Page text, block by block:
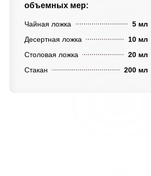
объемных мер:
Чайная ложка
5 мл
Десертная ложка
10 мл
Столовая ложка
20 мл
Стакан
200 мл